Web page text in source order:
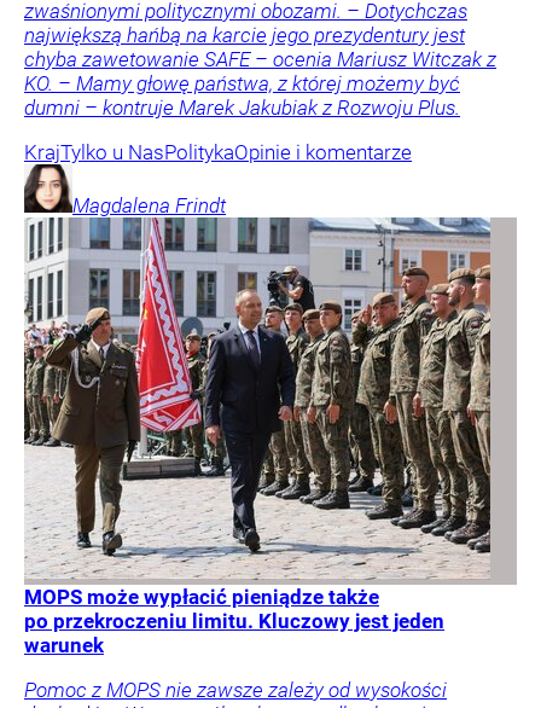
zwaśnionymi politycznymi obozami. – Dotychczas
największą hańbą na karcie jego prezydentury jest
chyba zawetowanie SAFE – ocenia Mariusz Witczak z
KO. – Mamy głowę państwa, z której możemy być
dumni – kontruje Marek Jakubiak z Rozwoju Plus.
KrajTylko u NasPolitykaOpinie i komentarze
Magdalena Frindt
MOPS może wypłacić pieniądze także
po przekroczeniu limitu. Kluczowy jest jeden
warunek
Pomoc z MOPS nie zawsze zależy od wysokości